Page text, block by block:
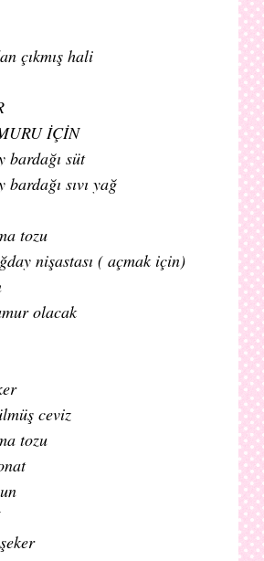
çıkmış hali
İÇİN
bardağı süt
sıvı yağ
tozu
nişastası ( açmak için)
olacak
ceviz
tozu